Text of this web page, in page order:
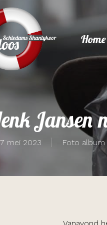
Home
Jansen
mei 2023 Foto album